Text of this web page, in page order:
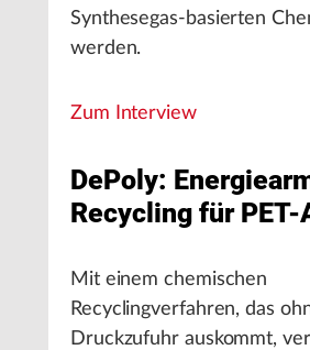
Synthesegas-basierten
werden.
Zum Interview
DePoly:
Recycling für
Mit einem chemischen
Recyclingverfahren, das
Druckzufuhr auskommt,